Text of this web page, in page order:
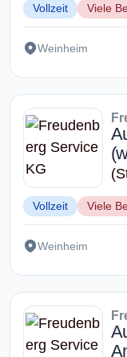
Vollzeit Viele
Weinheim
Vollzeit Viele
Weinheim